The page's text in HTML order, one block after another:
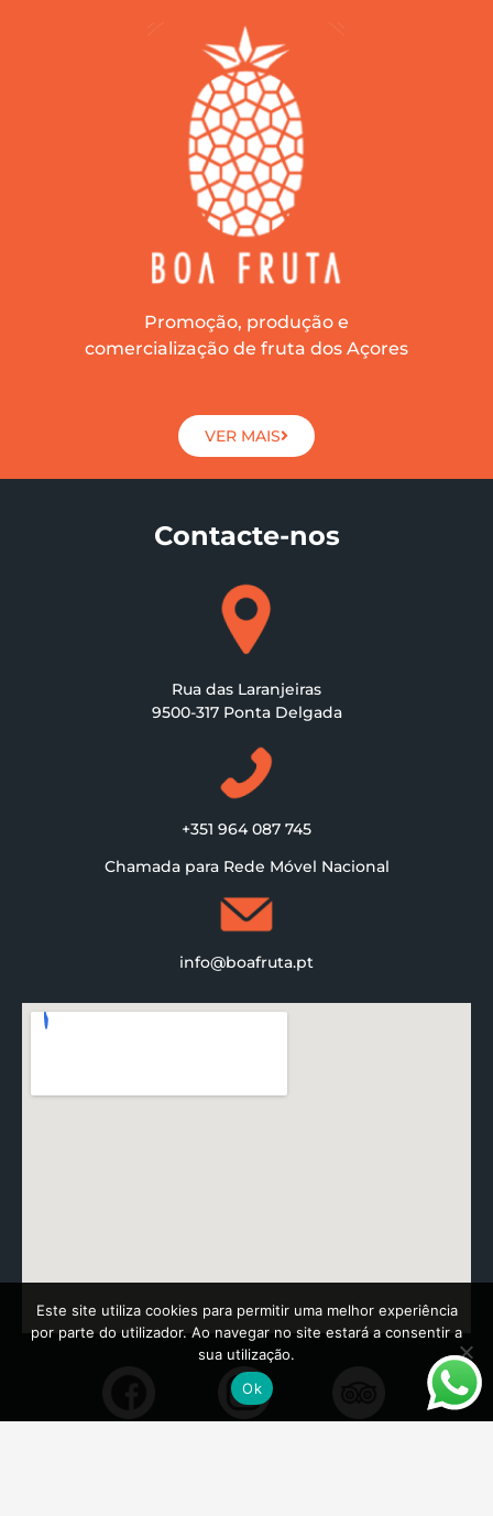
Promoção, produção e
comercialização de fruta dos Açores
VER MAIS
Contacte-nos
Rua das Laranjeiras
9500-317 Ponta Delgada
+351 964 087 745
Chamada para Rede Móvel Nacional
info@boafruta.pt
Este site utiliza cookies para permitir uma melhor experiência
por parte do utilizador. Ao navegar no site estará a consentir a
sua utilização.
Ok